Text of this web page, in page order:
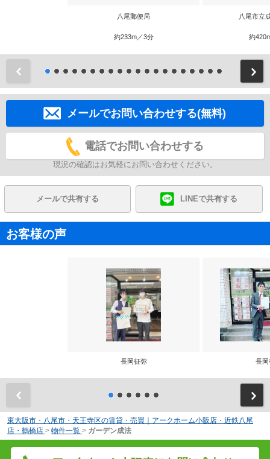
八尾郵便局
約233m／3分
八尾市立
約
メールでお問い合わせする(無料)
電話でお問い合わせする
現況の確認はお気軽にお問い合わせください。
メールで共有する LINEで共有する
お客様の声
長岡征弥 長岡
東大阪市・八尾市・天王寺区の賃貸・売買｜アークホーム小阪店・近鉄八尾
店・鶴橋店 > 物件一覧 > ガーデン成法